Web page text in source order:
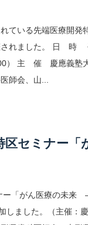
ている先端医療開
されました。 日 時
） 主 催 慶應義塾
師会、山...
区セミナー「
ー「がん医療の未来
しました。（主催：